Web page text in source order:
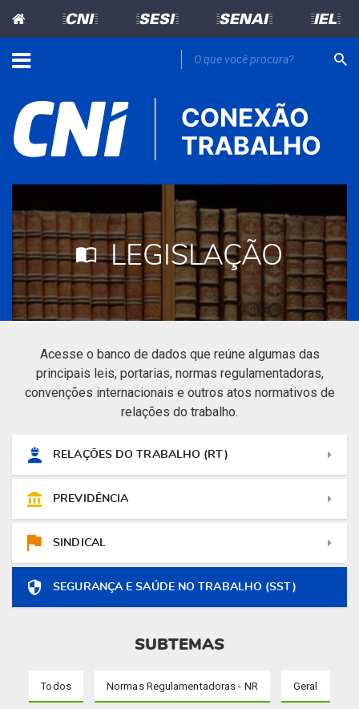
=CNI= =SESI= =SENAI= =IEL=
LEGISLAÇÃO
Acesse o banco de dados que reúne algumas das
principais leis, portarias, normas regulamentadoras,
convenções internacionais e outros atos normativos de
relações do trabalho.
RELAÇÕES DO TRABALHO (RT)
PREVIDÊNCIA
SINDICAL
SEGURANÇA E SAÚDE NO TRABALHO (SST)
SUBTEMAS
Todos Normas Regulamentadoras - NR Geral